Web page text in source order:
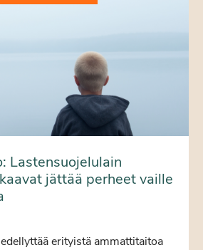
Lastensuojelulain
jättää perheet vaille
erityistä ammattitaitoa